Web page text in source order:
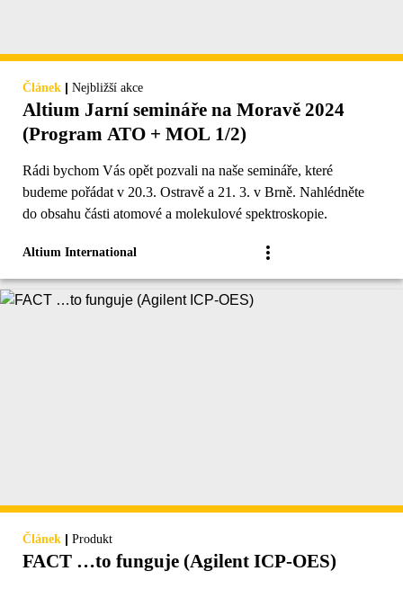
Článek | Nejbližší akce
Altium Jarní semináře na Moravě 2024
(Program ATO + MOL 1/2)
Rádi bychom Vás opět pozvali na naše semináře, které
budeme pořádat v 20.3. Ostravě a 21. 3. v Brně. Nahlédněte
do obsahu části atomové a molekulové spektroskopie.
Altium International
Článek | Produkt
FACT …to funguje (Agilent ICP-OES)